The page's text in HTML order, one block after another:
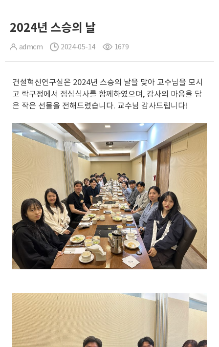
2024년 스승의 날
admcm 2024-05-14 1679
건설혁신연구실은 2024년 스승의 날을 맞아 교수님을 모시
고 락구정에서 점심식사를 함께하였으며, 감사의 마음을 담
은 작은 선물을 전해드렸습니다. 교수님 감사드립니다!